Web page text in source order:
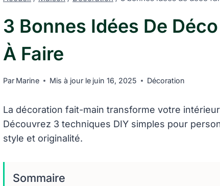
3 Bonnes Idées De
À Faire
Par Marine Mis à jour le juin 16, 2025 Décoration
La décoration fait-main transforme votre
Découvrez 3 techniques DIY simples pour
style et originalité.
Sommaire